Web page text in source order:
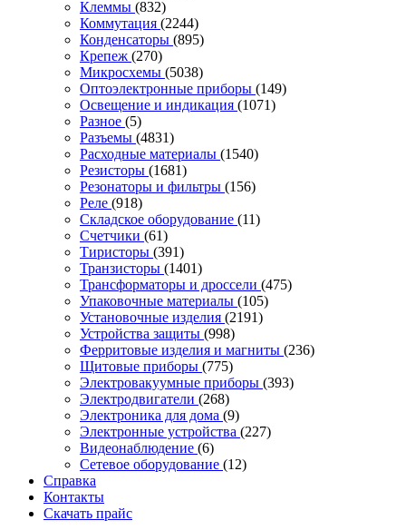
Клеммы (832)
Коммутация (2244)
Конденсаторы (895)
Крепеж (270)
Микросхемы (5038)
Оптоэлектронные приборы (149)
Освещение и индикация (1071)
Разное (5)
Разъемы (4831)
Расходные материалы (1540)
Резисторы (1681)
Резонаторы и фильтры (156)
Реле (918)
Складское оборудование (11)
Счетчики (61)
Тиристоры (391)
Транзисторы (1401)
Трансформаторы и дроссели (475)
Упаковочные материалы (105)
Установочные изделия (2191)
Устройства защиты (998)
Ферритовые изделия и магниты (236)
Щитовые приборы (775)
Электровакуумные приборы (393)
Электродвигатели (268)
Электроника для дома (9)
Электронные устройства (227)
Видеонаблюдение (6)
Сетевое оборудование (12)
Справка
Контакты
Скачать прайс